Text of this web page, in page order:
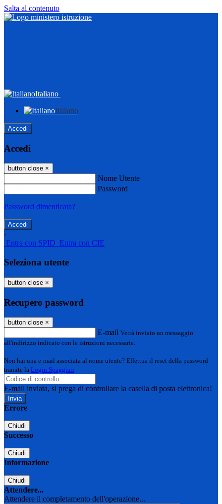
Salta al contenuto
Italiano
Italiano
Accedi
Accedi
button close ×
Nome Utente
Password
Password dimenticata?
-
Entra con SPID Entra con CIE
Seleziona utente
button close ×
Recupero password
button close ×
E-mail Verrà inviato un messaggio
all'indirizzo indicato con le istruzioni necessarie.
Non hai una e-mail associata al nome utente? Effettua il reset della password
tramite la Login Spaggiari
E-mail inviata, si prega di controllare la casella di posta elettronica!
Errore
Chiudi
Successo
Chiudi
Informazione
Chiudi
Attendere...
Attendere il completamento dell'operazione...